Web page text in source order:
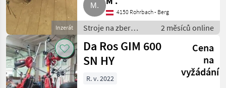
Inzerát
4150 Rohrbach - Berg
Stroje na zber
objemových krmív /
Nariadkovač
2 měsíců online
Da Ros GIM 600
SN HY
Cena
na
vyžádání
R. v. 2022